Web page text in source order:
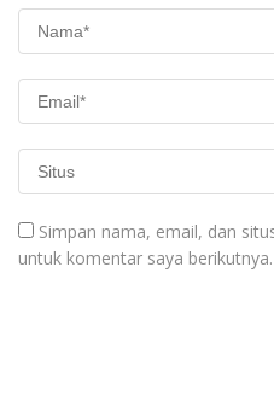
Simpan nama, email, dan
untuk komentar saya berikutnya.